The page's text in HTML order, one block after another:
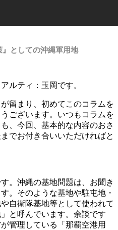
としての沖縄軍用地
ルティ：玉岡です。
留まり、初めてこのコラムを
ございます。いつもコラムを
、今回、基本的な内容のおさ
でお付き合いいただければと
。沖縄の基地問題は、お聞き
。そのような基地や駐屯地・
自衛隊基地等として使われて
と呼んでいます。余談です
管理している「那覇空港用